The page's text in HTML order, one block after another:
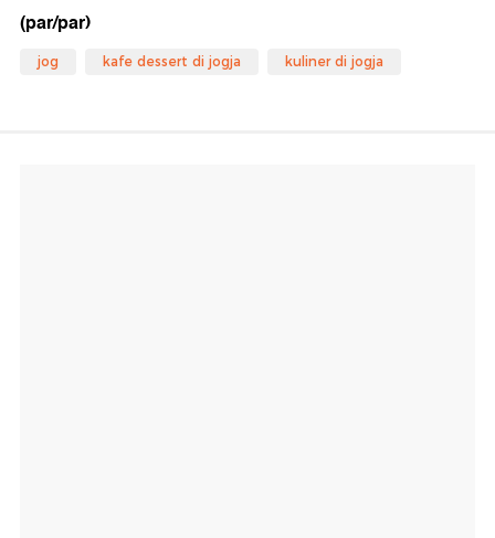
(par/par)
jog kafe dessert di jogja kuliner di jogja